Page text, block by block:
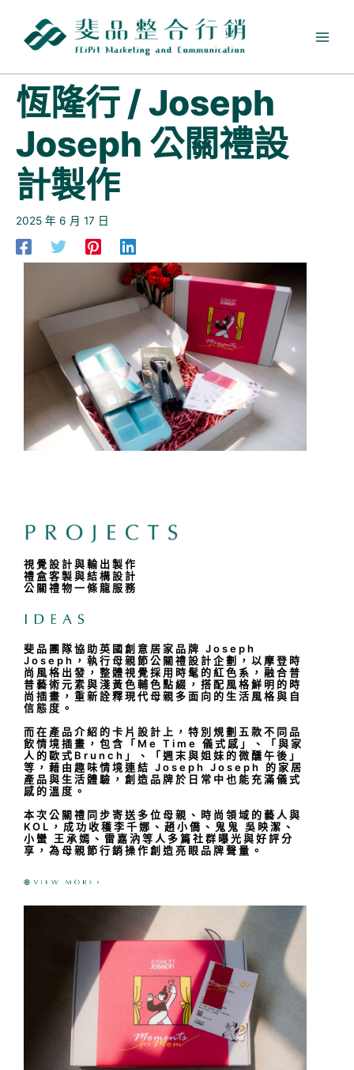
內
恆隆行 / Joseph
Joseph 公關禮設
計製作
2025 年 6 月 17 日
視覺設計與輸出製作
禮盒客製與結構設計
公關禮物一條龍服務
斐品團隊協助英國創意居家品牌 Joseph
Joseph，執行母親節公關禮設計企劃，以摩登時
尚風格出發，整體視覺採用時髦的紅色系，融合普
普藝術元素與淺黃色輔色點綴，搭配風格鮮明的時
尚插畫，重新詮釋現代母親多面向的生活風格與自
信態度。
而在產品介紹的卡片設計上，特別規劃五款不同品
飲情境插畫，包含「Me Time 儀式感」、「與家
人的歐式Brunch」、「週末與姐妹的微醺午後」
等，藉由趣味情境連結 Joseph Joseph 的家居
產品與生活體驗，創造品牌於日常中也能充滿儀式
感的溫度。
本次公關禮同步寄送多位母親、時尚領域的藝人與
KOL，成功收穫李千娜、趙小僑、鬼鬼 吳映潔、
小蠻 王承嫣、雷嘉汭等人多篇社群曝光與好評分
享，為母親節行銷操作創造亮眼品牌聲量。